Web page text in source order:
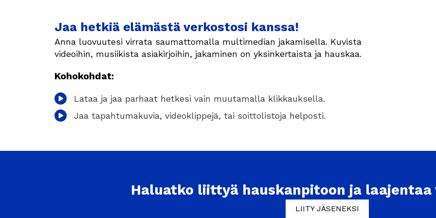
Jaa hetkiä elämästä verkostosi kanssa!
Anna luovuutesi virrata saumattomalla multimedian jakamisella. Kuvista
videoihin, musiikista asiakirjoihin, jakaminen on yksinkertaista ja hauskaa.
Kohokohdat:
Lataa ja jaa parhaat hetkesi vain muutamalla klikkauksella.
Jaa tapahtumakuvia, videoklippejä, tai soittolistoja helposti.
Haluatko liittyä hauskanpitoon ja laajentaa
LIITY JÄSENEKSI